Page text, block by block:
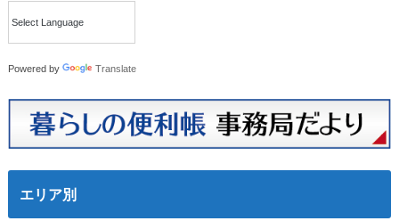
Powered by Translate
エリア別